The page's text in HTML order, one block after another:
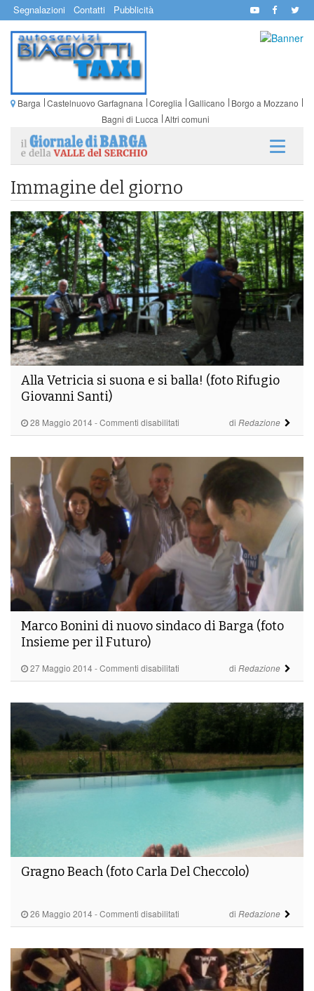
Segnalazioni Contatti Pubblicità
Barga Castelnuovo Garfagnana Coreglia Gallicano
Borgo a Mozzano
Bagni di Lucca Altri comuni
Immagine del giorno
28 Maggio 2014 -Commenti disabilitati
Alla
si
balla!
(foto
Rifugio
Giovanni
Santi)
di Redazione
Alla Vetricia si suona e si balla! (foto Rifugio
Giovanni Santi)
27 Maggio 2014 -Commenti disabilitati
Marco
di
nuovo
sindaco
Barga
(foto
Insieme
per
di Redazione
Marco Bonini di nuovo sindaco di Barga (foto
Insieme per il Futuro)
26 Maggio 2014 -Commenti disabilitati
Gragno
(foto
Carla
Del
Checcolo)
di Redazione
Gragno Beach (foto Carla Del Checcolo)